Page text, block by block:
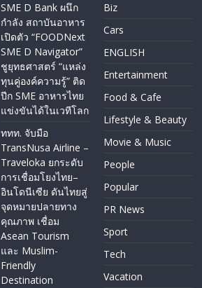
SME D Bank ผนึก
กำลัง สถาบันอาหาร
เปิดตัว “FOODNext
SME D Navigator”
ชูยุทธศาสตร์ “แหล่ง
ทุนคู่องค์ความรู้” ติด
ปีก SME อาหารไทย
แข่งขันได้ในเวทีโลก
ททท. จับมือ
TransNusa Airline –
Traveloka ยกระดับ
การเชื่อมโยงไทย–
อินโดนีเซีย ดันไทยสู่
จุดหมายปลายทาง
คุณภาพ เชื่อม
Asean Tourism
และ Muslim-
Friendly
Destination
Biz
Cars
ENGLISH​
Entertainment
Food & Cafe
Lifestyle & Beauty
Movie & Music
People
Popular
PR News
Sport
Tech
Vacation